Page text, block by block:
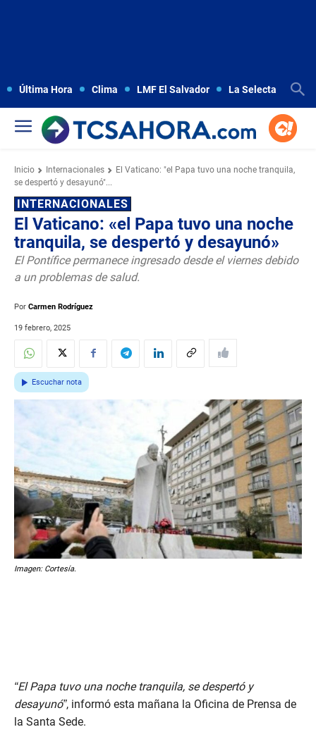
Última Hora Clima LMF El Salvador La Selecta
Inicio Internacionales
El Vaticano: "el Papa tuvo una noche tranquila,
se despertó y desayunó"...
INTERNACIONALES
El Vaticano: «el Papa tuvo una noche
tranquila, se despertó y desayunó»
El Pontífice permanece ingresado desde el viernes debido
a un problemas de salud.
Por Carmen Rodríguez
19 febrero, 2025
Escuchar nota
Imagen: Cortesía.
“El Papa tuvo una noche tranquila, se despertó y
desayunó”, informó esta mañana la Oficina de Prensa de
la Santa Sede.